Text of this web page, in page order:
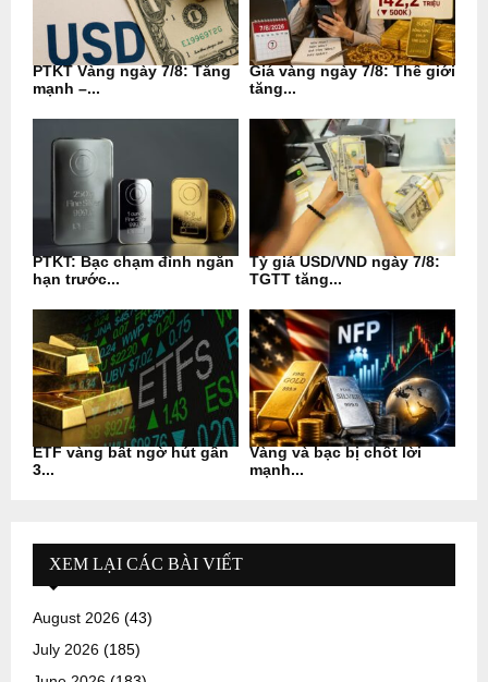
PTKT Vàng ngày 7/8: Tăng
mạnh –...
Giá vàng ngày 7/8: Thế giới
tăng...
PTKT: Bạc chạm đỉnh ngắn
hạn trước...
Tỷ giá USD/VND ngày 7/8:
TGTT tăng...
ETF vàng bất ngờ hút gần
3...
Vàng và bạc bị chốt lời
mạnh...
XEM LẠI CÁC BÀI VIẾT
August 2026 (43)
July 2026 (185)